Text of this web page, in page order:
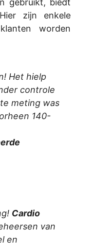
gebruikt, biedt
zijn enkele
worden
Het hielp
controle
meting was
140-
Cardio
van
en